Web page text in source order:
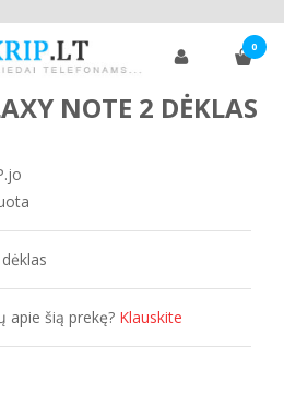
0
Samsung Note klasė
Note 2
NOTE 2 DĖKLAS
apie šią prekę? Klauskite